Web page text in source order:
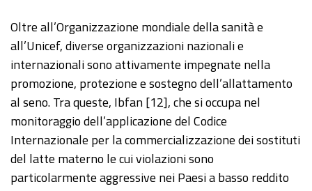
Oltre all’Organizzazione mondiale della sanità e
all’Unicef, diverse organizzazioni nazionali e
internazionali sono attivamente impegnate nella
promozione, protezione e sostegno dell’allattamento
al seno. Tra queste, Ibfan [12], che si occupa nel
monitoraggio dell’applicazione del Codice
Internazionale per la commercializzazione dei sostituti
del latte materno le cui violazioni sono
particolarmente aggressive nei Paesi a basso reddito